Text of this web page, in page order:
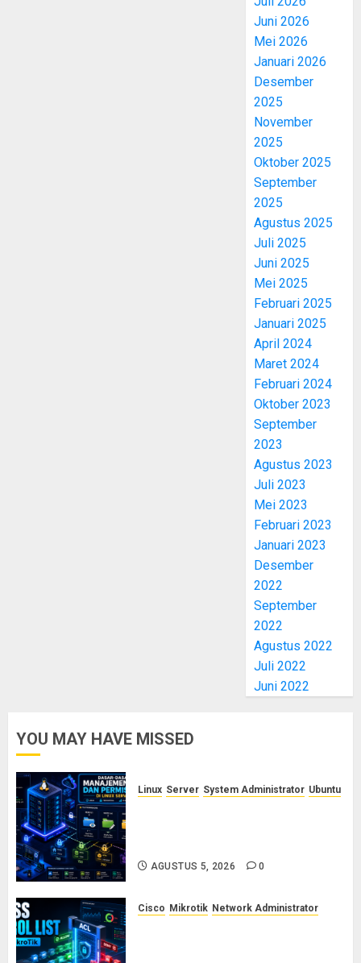
Juni 2026
Mei 2026
Januari 2026
Desember
2025
November
2025
Oktober 2025
September
2025
Agustus 2025
Juli 2025
Juni 2025
Mei 2025
Februari 2025
Januari 2025
April 2024
Maret 2024
Februari 2024
Oktober 2023
September
2023
Agustus 2023
Juli 2023
Mei 2023
Februari 2023
Januari 2023
Desember
2022
September
2022
Agustus 2022
Juli 2022
Juni 2022
YOU MAY HAVE MISSED
Linux Server System Administrator Ubuntu
AGUSTUS 5, 2026 0
Cisco Mikrotik Network Administrator